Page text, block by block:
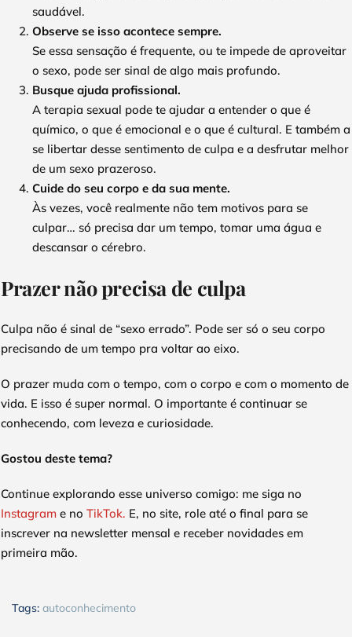
saudável.
Observe se isso acontece sempre.
Se essa sensação é frequente, ou te impede de aproveitar
o sexo, pode ser sinal de algo mais profundo.
Busque ajuda profissional.
A terapia sexual pode te ajudar a entender o que é
químico, o que é emocional e o que é cultural. E também a
se libertar desse sentimento de culpa e a desfrutar melhor
de um sexo prazeroso.
Cuide do seu corpo e da sua mente.
Às vezes, você realmente não tem motivos para se
culpar… só precisa dar um tempo, tomar uma água e
descansar o cérebro.
Prazer não precisa de culpa
Culpa não é sinal de “sexo errado”. Pode ser só o seu corpo
precisando de um tempo pra voltar ao eixo.
O prazer muda com o tempo, com o corpo e com o momento de
vida. E isso é super normal. O importante é continuar se
conhecendo, com leveza e curiosidade.
Gostou deste tema?
Continue explorando esse universo comigo: me siga no
Instagram e no TikTok. E, no site, role até o final para se
inscrever na newsletter mensal e receber novidades em
primeira mão.
Tags: autoconhecimento